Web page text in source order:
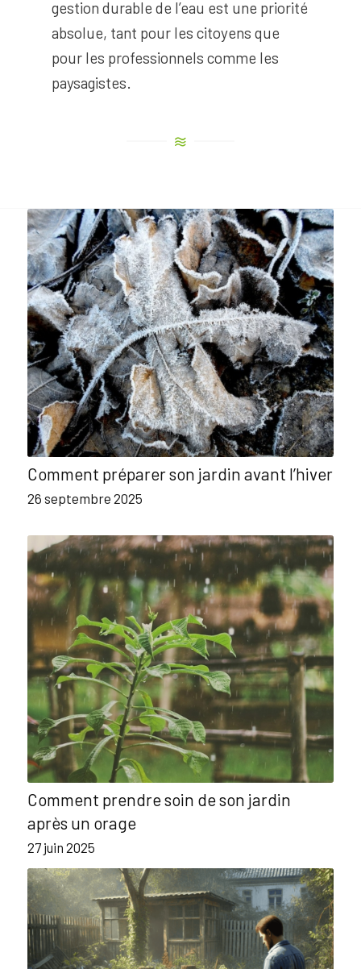
gestion durable de l’eau est une priorité
absolue, tant pour les citoyens que
pour les professionnels comme les
paysagistes.
Comment préparer son jardin avant l’hiver
26 septembre 2025
Comment prendre soin de son jardin
après un orage
27 juin 2025